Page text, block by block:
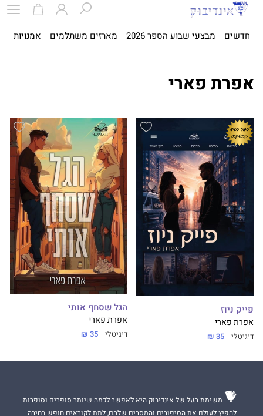
חדשים מבצעי שבוע הספר 2026 מארזים משתלמים אמנויות
אפרת פארי
פייק ניוז
אפרת פארי
דיגיטלי 35 ₪
הגל שסחף אותי
אפרת פארי
דיגיטלי 35 ₪
משימת העל של אינדיבוק היא לאפשר לכמה שיותר סופרים וסופרות
להפיץ לעולם את הסיפורים והמסרים שלהם, לתת לקוראים חופש בחירה